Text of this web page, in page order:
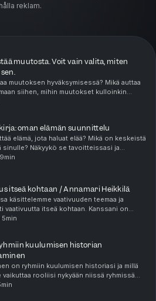
reklam.
muutosta. Voit vain valita, miten
muutoksen hyväksymisessä? Mikä auttaa
siihen, mihin muutokset kulloinkin
Muutosten kohtaaminen koskettaa aina!
oman elämän suunnittelu
elämä, jota haluat elää? Mikä on keskeistä
sinulle? Näkyykö se tavoitteissasi ja
tekemisessäsi? Tässä sisällössä käymme
itseä kohtaan / Annamari Heikkilä
käsittelemme vaativuuden teemaa ja
vaativuutta itseä kohtaan. Kanssani on
psykologi, psykoterapeutti, FT
5min
kuulumisen historian
on ryhmiin kuulumisen historiasi ja millä
vaikuttaa rooliisi nykyään niissä ryhmissä
Millainen on roolisi töissä, perheen ja